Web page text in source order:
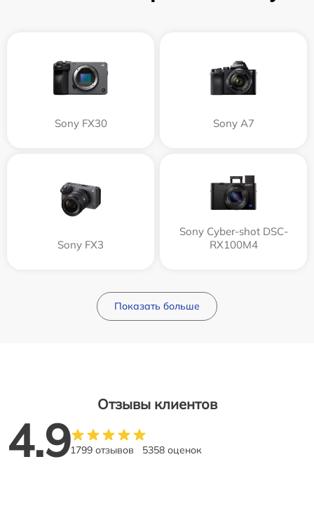
Sony FX30 Sony A7
Sony FX3
Sony Cyber-shot DSC-
RX100M4
Показать больше
Отзывы клиентов
4.91799 отзывов 5358 оценок